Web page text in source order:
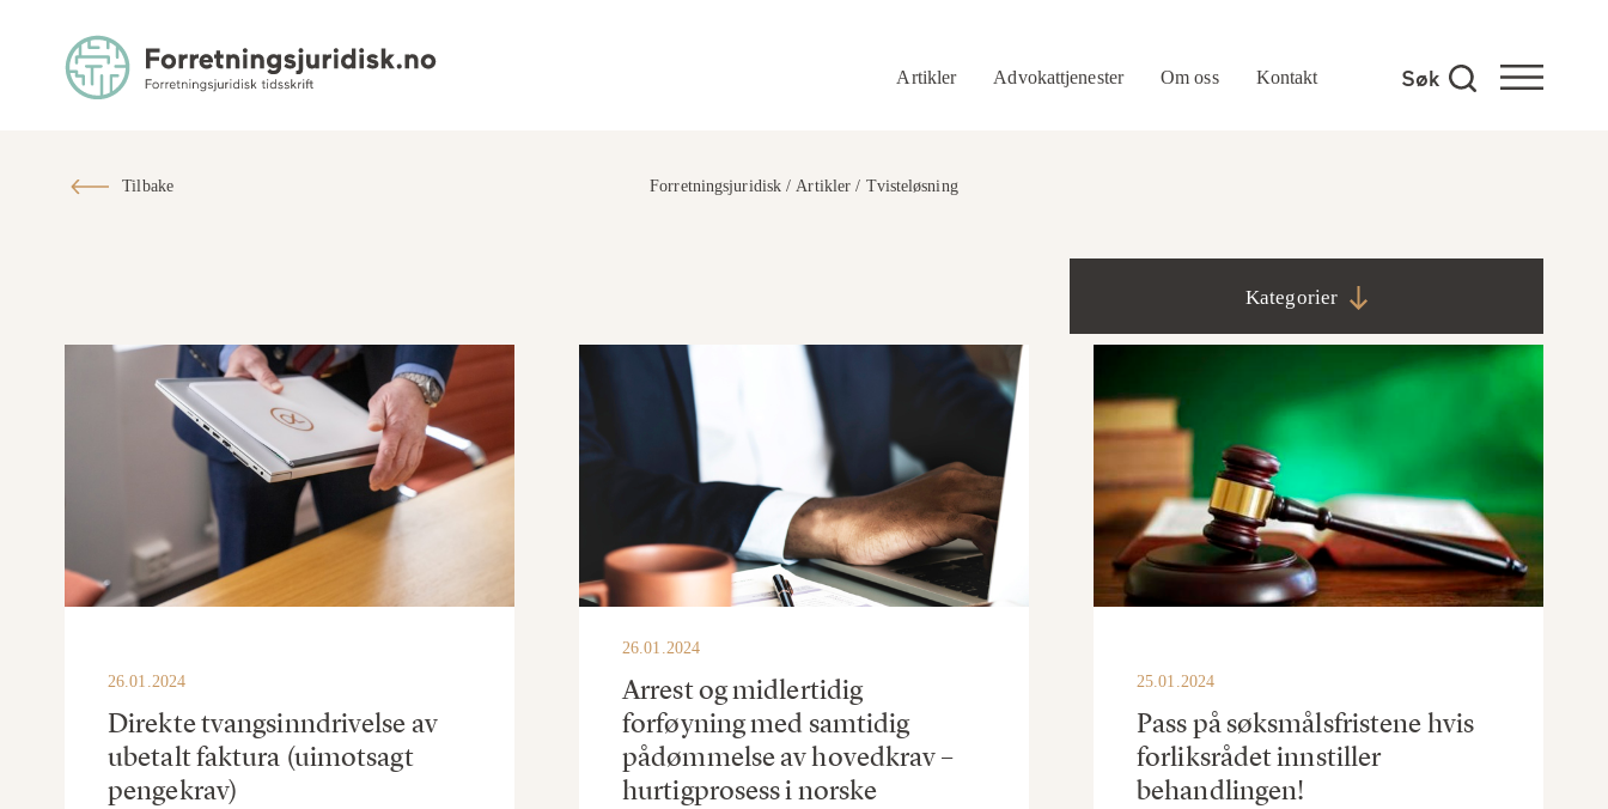
Artikler Advokattjenester Om oss Kontakt
Tilbake Forretningsjuridisk / Artikler / Tvisteløsning
Kategorier
26.01.2024
Direkte tvangsinndrivelse av
ubetalt faktura (uimotsagt
pengekrav)
26.01.2024
Arrest og midlertidig
forføyning med samtidig
pådømmelse av hovedkrav –
hurtigprosess i norske
25.01.2024
Pass på søksmålsfristene hvis
forliksrådet innstiller
behandlingen!